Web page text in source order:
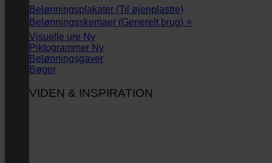
Belønningsplakater (Til øjenplastre)
Belønningsskemaer (Generelt brug) ⭐
Visuelle ure
Piktogrammer
Belønningsgaver
Bøger
VIDEN & INSPIRATION